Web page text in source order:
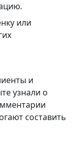
или
и
узнали о
составить